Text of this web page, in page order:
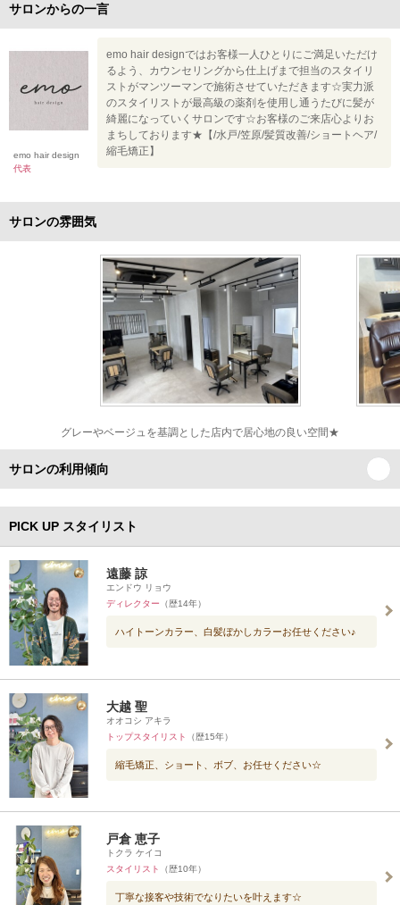
サロンからの一言
emo hair design
代表
emo hair designではお客様一人ひとりにご満足いただけ
るよう、カウンセリングから仕上げまで担当のスタイリ
ストがマンツーマンで施術させていただきます☆実力派
のスタイリストが最高級の薬剤を使用し通うたびに髪が
綺麗になっていくサロンです☆お客様のご来店心よりお
まちしております★【/水戸/笠原/髪質改善/ショートヘア/
縮毛矯正】
サロンの雰囲気
グレーやベージュを基調とした店内で居心地の良い空間★
サロンの利用傾向
PICK UP スタイリスト
遠藤 諒
エンドウ リョウ
ディレクター （歴14年）
ハイトーンカラー、白髪ぼかしカラーお任せください♪
大越 聖
オオコシ アキラ
トップスタイリスト
（歴15年）
縮毛矯正、ショート、ボブ、お任せください☆
戸倉 恵子
トクラ ケイコ
スタイリスト
（歴10年）
丁寧な接客や技術でなりたいを叶えます☆